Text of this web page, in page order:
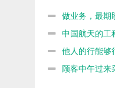
做业务，最期
中国航天的工
命不如8566
他人的行能够
顾客中午过来